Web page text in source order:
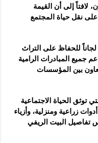
لافتاً إلى أن القيمة
على نقل حياة المجتمع
للحفاظ على التراث
المبادرات الرامية
بين المؤسسات
توثق الحياة الاجتماعية
زراعية ومنزلية، وأزياء
تفاصيل البيت الريفي